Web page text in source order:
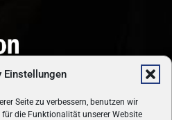
Einstellungen
Seite zu verbessern, benutzen wir
die Funktionalität unserer Website